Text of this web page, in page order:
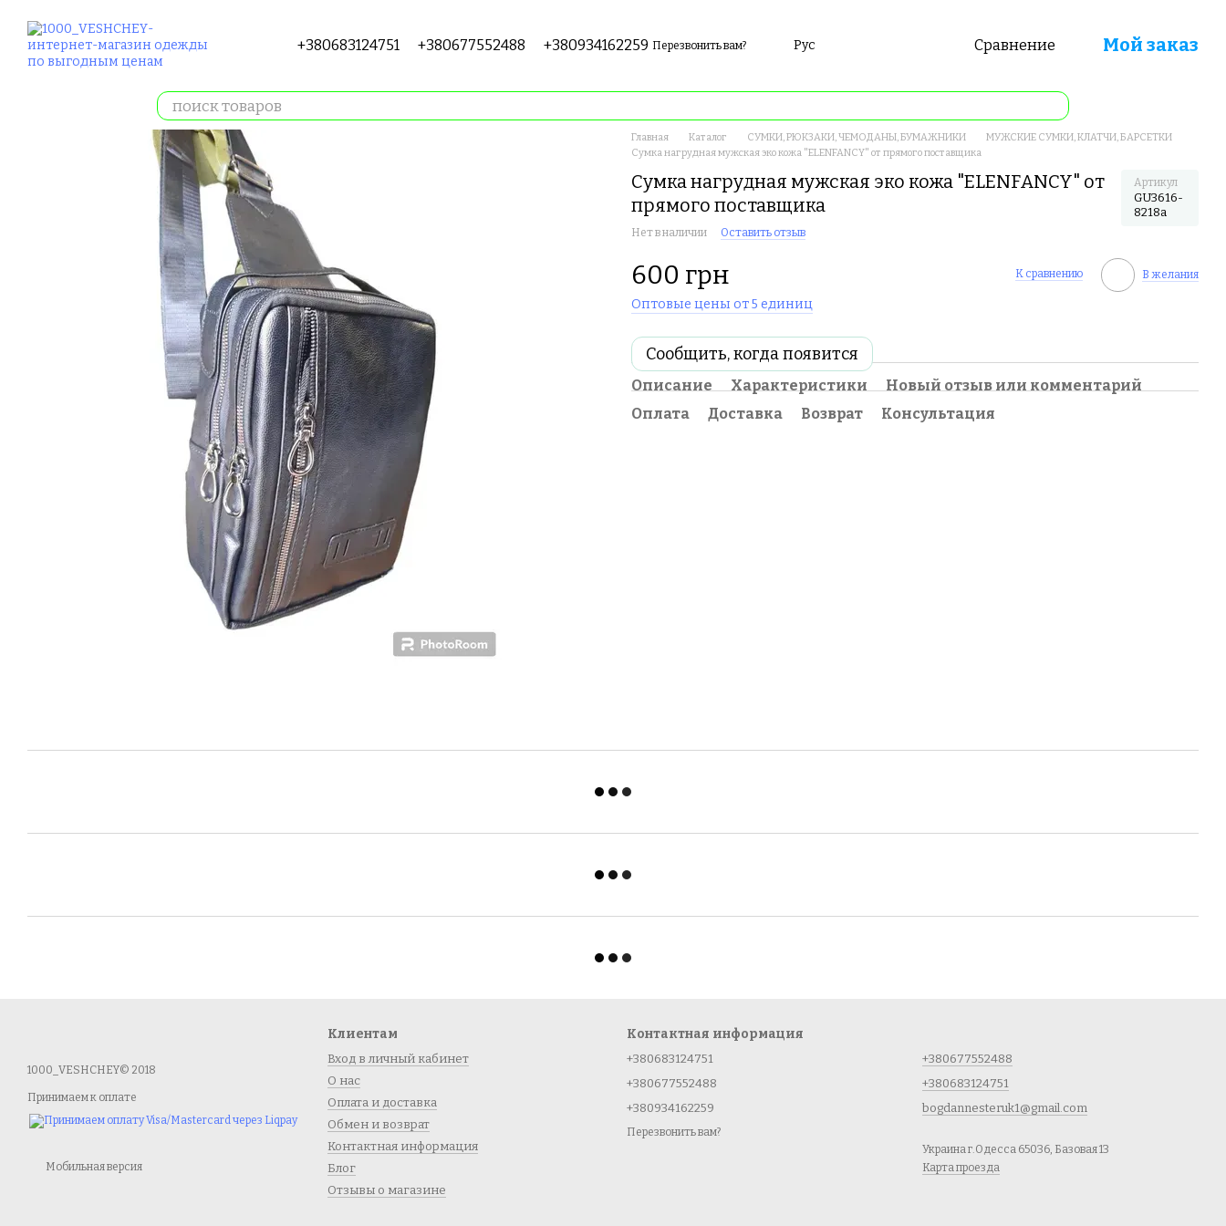
+380683124751 +380677552488 +380934162259 Перезвонить вам? Рус Сравнение Мой заказ
Главная Каталог СУМКИ, РЮКЗАКИ, ЧЕМОДАНЫ, БУМАЖНИКИ
МУЖСКИЕ СУМКИ, КЛАТЧИ, БАРСЕТКИ
Сумка нагрудная мужская эко кожа "ELENFANCY" от прямого поставщика
Сумка нагрудная мужская эко кожа "ELENFANCY" от
прямого поставщика
Артикул
GU3616-
8218a
Нет в наличии Оставить отзыв
600 грн К сравнению В желания
Оптовые цены от 5 единиц
Сообщить, когда появится
Описание Характеристики
Новый отзыв или комментарий
Оплата
Доставка Возврат Консультация
1000_VESHCHEY© 2018
Принимаем к оплате
Мобильная версия
Клиентам
Вход в личный кабинет
О нас
Оплата и доставка
Обмен и возврат
Контактная информация
Блог
Отзывы о магазине
Контактная информация
+380683124751
+380677552488
+380934162259
Перезвонить вам?
+380677552488
+380683124751
bogdannesteruk1@gmail.com
Украина г.Одесса 65036, Базовая 13
Карта проезда